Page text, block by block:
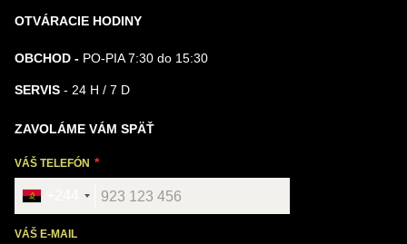
OTVÁRACIE HODINY
OBCHOD - PO-PIA 7:30 do 15:30
SERVIS - 24 H / 7 D
ZAVOLÁME VÁM SPÄŤ
VÁŠ TELEFÓN
VÁŠ E-MAIL